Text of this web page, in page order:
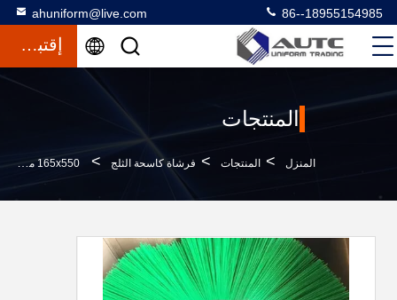
ahuniform@live.com 86--18955154985
إقتباس
المنتجات
المنزل > المنتجات > فرشاة كاسحة الثلج > 165x550 مم فرش كنس لفرشاة كنس الطريق استبدال فرشاة ويفر